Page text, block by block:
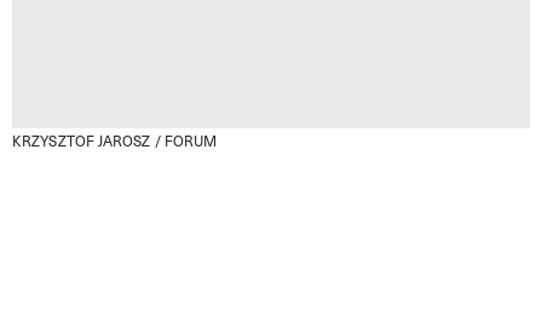
KRZYSZTOF JAROSZ / FORUM